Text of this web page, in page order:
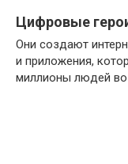
Цифровые
Они создают
и приложения,
миллионы людей